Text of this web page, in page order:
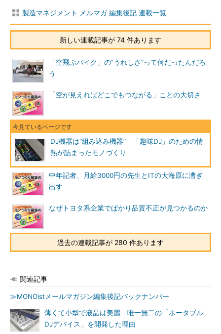
製造マネジメント メルマガ 編集後記 連載一覧
新しい連載記事が 74 件あります
「空飛ぶバイク」の“うれしさ”って何だったんだろ
う
「空が見えればどこでもつながる」ことの大切さ
DJ機器は“組み込み機器” 「趣味DJ」のための情
熱が詰まったモノづくり
中年記者、月給3000円の先生とITの大海原に漕ぎ
出す
なぜトヨタ系企業でばかり品質不正が見つかるのか
過去の連載記事が 280 件あります
関連記事
≫MONOistメールマガジン編集後記バックナンバー
薄くて小型で液晶は美麗 唯一無二の「ポータブル
DJデバイス」を開発した理由